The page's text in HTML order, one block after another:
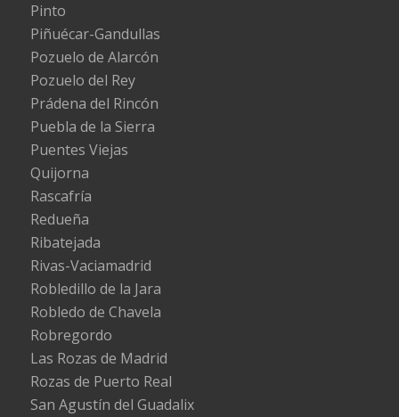
Pinto
Piñuécar-Gandullas
Pozuelo de Alarcón
Pozuelo del Rey
Prádena del Rincón
Puebla de la Sierra
Puentes Viejas
Quijorna
Rascafría
Redueña
Ribatejada
Rivas-Vaciamadrid
Robledillo de la Jara
Robledo de Chavela
Robregordo
Las Rozas de Madrid
Rozas de Puerto Real
San Agustín del Guadalix